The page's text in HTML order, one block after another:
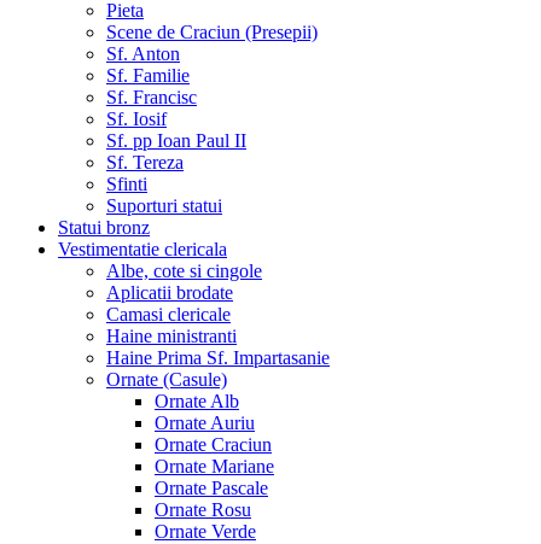
Pieta
Scene de Craciun (Presepii)
Sf. Anton
Sf. Familie
Sf. Francisc
Sf. Iosif
Sf. pp Ioan Paul II
Sf. Tereza
Sfinti
Suporturi statui
Statui bronz
Vestimentatie clericala
Albe, cote si cingole
Aplicatii brodate
Camasi clericale
Haine ministranti
Haine Prima Sf. Impartasanie
Ornate (Casule)
Ornate Alb
Ornate Auriu
Ornate Craciun
Ornate Mariane
Ornate Pascale
Ornate Rosu
Ornate Verde